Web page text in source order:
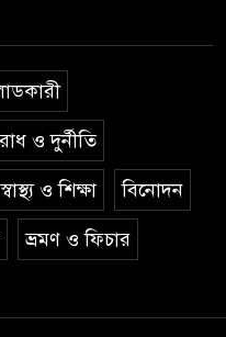
ও দুর্নীতি
স্বাস্থ্য ও শিক্ষা বিনোদন
ভ্রমণ ও ফিচার